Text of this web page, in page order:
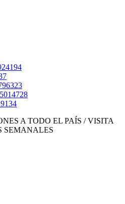
A TODO EL PAÍS / VISITA
SEMANALES